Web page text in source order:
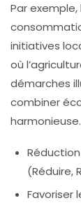
Par
initiatives
où
démarches
combiner
harmonieuse.
(Réduire,
Favoriser